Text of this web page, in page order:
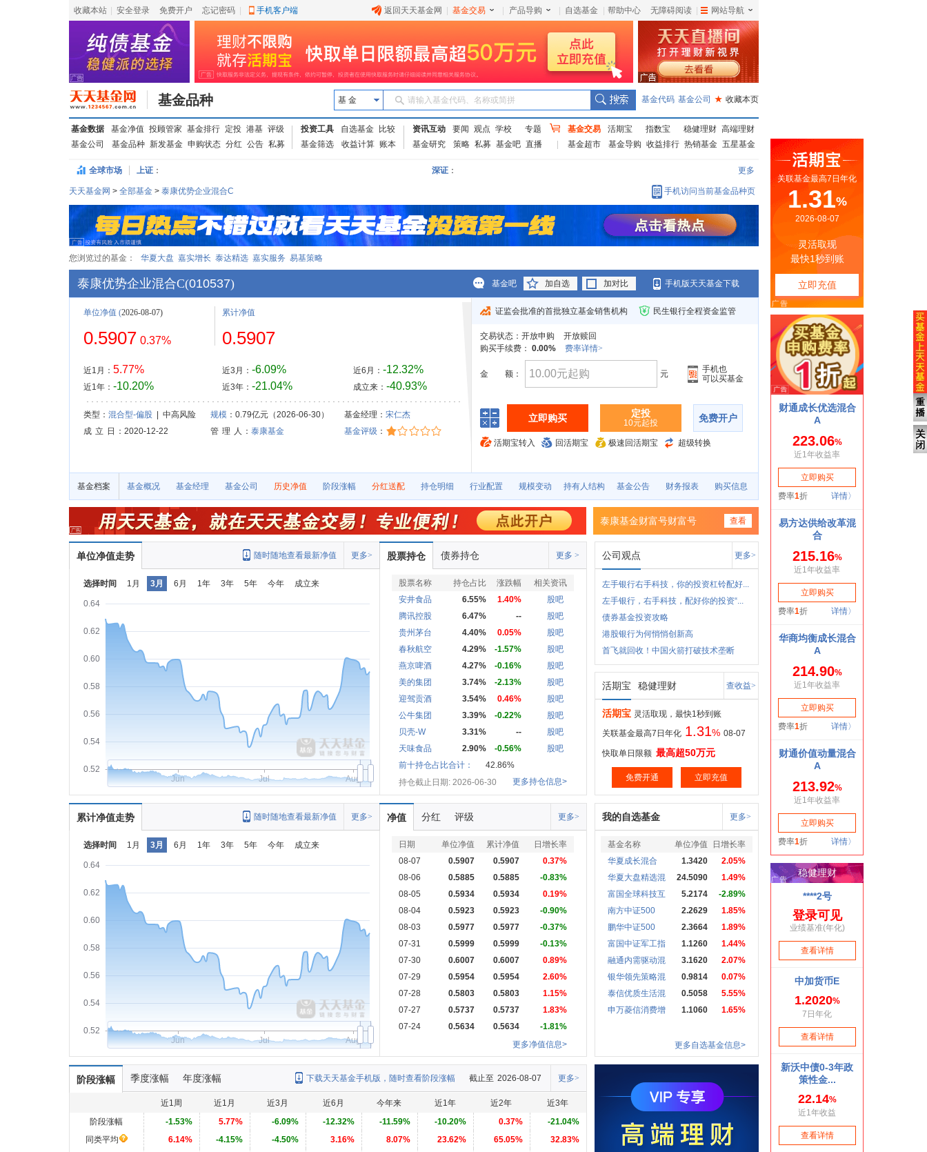
收藏本站 安全登录 免费开户 忘记密码 手机客户端 返回天天基金网 基金交易 产品导购 自选基金 帮助中心 无障碍阅读 网站导航
基金品种 基 金 请输入基金代码、名称或简拼 基金代码 基金公司 ★ 收藏本页
基金数据 基金净值 投顾管家 基金排行 定投 港基 评级
基金公司
基金品种 新发基金 申购状态 分红 公告 私募
投资工具 自选基金
比较
基金筛选
收益计算 账本
资讯互动 要闻 观点 学校
专题
基金研究
策略 私募 基金吧 直播
基金交易 活期宝 指数宝 稳健理财 高端理财
基金超市
基金导购 收益排行 热销基金 五星基金
全球市场 上证： 深证： 更多
天天基金网 > 全部基金 > 泰康优势企业混合C 手机访问当前基金品种页
您浏览过的基金： 华夏大盘 嘉实增长 泰达精选 嘉实服务 易基策略
泰康优势企业混合C(010537) 基金吧 加自选 加对比 手机版天天基金下载
单位净值 (2026-08-07)
0.5907 0.37%
近1月： 5.77%
近1年： -10.20%
累计净值
0.5907
近3月： -6.09%
近3年： -21.04%
近6月： -12.32%
成立来： -40.93%
类型： 混合型-偏股| 中高风险 规模：0.79亿元（2026-06-30） 基金经理： 宋仁杰
成 立 日
：2020-12-22 管 理 人 ： 泰康基金 基金评级 ：
证监会批准的首批独立基金销售机构 民生银行全程资金监管
交易状态： 开放申购
开放赎回
购买手续费： 0.00% 费率详情>
金 额： 元
手机也
可以买基金
立即购买 定投
10元起投 免费开户
活期宝转入 回活期宝 极速回活期宝 超级转换
基金档案 基金概况 基金经理 基金公司 历史净值 阶段涨幅 分红送配 持仓明细 行业配置 规模变动 持有人结构 基金公告 财务报表 购买信息
泰康基金财富号财富号 查看
单位净值走势 更多>
随时随地查看最新净值
选择时间 1月 3月 6月 1年 3年 5年 今年 成立来
0.52
0.54
0.56
0.58
0.60
0.62
0.64
Jun Jul Aug
股票持仓 债券持仓 更多 >
股票名称 持仓占比 涨跌幅
相关资讯
安井食品
6.55% 1.40%
股吧
腾讯控股
6.47% --
股吧
贵州茅台
4.40% 0.05%
股吧
春秋航空
4.29% -1.57%
股吧
燕京啤酒
4.27% -0.16%
股吧
美的集团
3.74% -2.13%
股吧
迎驾贡酒
3.54% 0.46%
股吧
公牛集团
3.39% -0.22%
股吧
贝壳-W
3.31% --
股吧
天味食品
2.90% -0.56%
股吧
前十持仓占比合计：
42.86%
持仓截止日期: 2026-06-30
更多持仓信息>
公司观点 更多>
左手银行右手科技，你的投资杠铃配好...
左手银行，右手科技，配好你的投资“...
债券基金投资攻略
港股银行为何悄悄创新高
首飞就回收！中国火箭打破技术垄断
活期宝 稳健理财 查收益>
活期宝 灵活取现，最快1秒到账
关联基金最高7日年化 1.31% 08-07
快取单日限额 最高超50万元
免费开通 立即充值
累计净值走势 更多>
随时随地查看最新净值
选择时间 1月 3月 6月 1年 3年 5年 今年 成立来
0.52
0.54
0.56
0.58
0.60
0.62
0.64
Jun Jul Aug
净值 分红 评级 更多>
日期 单位净值 累计净值
日增长率
08-07
0.5907 0.5907
0.37%
08-06
0.5885 0.5885
-0.83%
08-05
0.5934 0.5934
0.19%
08-04
0.5923 0.5923
-0.90%
08-03
0.5977 0.5977
-0.37%
07-31
0.5999 0.5999
-0.13%
07-30
0.6007 0.6007
0.89%
07-29
0.5954 0.5954
2.60%
07-28
0.5803 0.5803
1.15%
07-27
0.5737 0.5737
1.83%
07-24
0.5634 0.5634
-1.81%
更多净值信息>
我的自选基金 更多>
基金名称 单位净值
日增长率
华夏成长混合
1.3420
2.05%
华夏大盘精选混
24.5090
1.49%
富国全球科技互
5.2174
-2.89%
南方中证500
2.2629
1.85%
鹏华中证500
2.3664
1.89%
富国中证军工指
1.1260
1.44%
融通内需驱动混
3.1620
2.07%
银华领先策略混
0.9814
0.07%
泰信优质生活混
0.5058
5.55%
申万菱信消费增
1.1060 1.65%
更多自选基金信息>
阶段涨幅 季度涨幅 年度涨幅 更多>
截止至 2026-08-07
下载天天基金手机版，随时查看阶段涨幅
近1周 近1月 近3月 近6月 今年来 近1年 近2年
近3年
阶段涨幅
-1.53% 5.77% -6.09% -12.32% -11.59% -10.20% 0.37%
-21.04%
同类平均
6.14% -4.15% -4.50% 3.16% 8.07% 23.62% 65.05%
32.83%